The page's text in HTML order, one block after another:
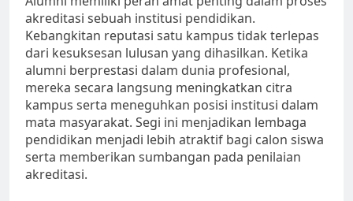
akreditasi sebuah institusi pendidikan.
Kebangkitan reputasi satu kampus tidak terlepas
dari kesuksesan lulusan yang dihasilkan. Ketika
alumni berprestasi dalam dunia profesional,
mereka secara langsung meningkatkan citra
kampus serta meneguhkan posisi institusi dalam
mata masyarakat. Segi ini menjadikan lembaga
pendidikan menjadi lebih atraktif bagi calon siswa
serta memberikan sumbangan pada penilaian
akreditasi.